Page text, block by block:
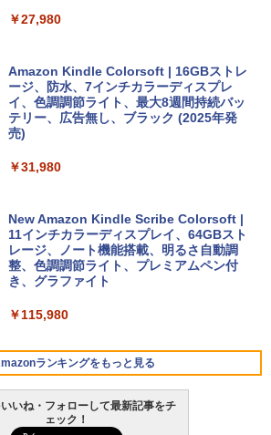
ームカメラ、日本語キーボード、Touch I
￥298,901
【Amazon.co.jp限定】 HP ノートパソコ
ン 15-fd 15.6インチ 16GBメモリ 512GB
FMV ノートパソコン WE1-K3 (MS 365 P
ersonal/Copilotキー搭載/Win 11/15.6型/
Core i5/16GB/SSD 512GB/ホワイト) FM
VWK3E15W_AZ
￥139,880
Robloxギフトカード - 1000 Robux 【限
ラインコード版
￥1,600
ト): Java & Bedrock Edition | オンライ
￥3,600
1冊ですべて身につくHTML & CSSとWe
￥2,326
FM TOWNS ハイパー・カタログ: 本体ハ
ェクトリストと最新エミュレータ紹介
￥27,980
Amazon Kindle Colorsoft | 16GBストレ
ージ、防水、7インチカラーディスプレ
イ、色調調節ライト、最大8週間持続バッ
テリー、広告無し、ブラック (2025年発
売)
￥31,980
New Amazon Kindle Scribe Colorsoft |
11インチカラーディスプレイ、64GBスト
レージ、ノート機能搭載、明るさ自動調
整、色調調節ライト、プレミアムペン付
き、グラファイト
￥115,980
ランキングをもっと見る
いね・フォローして最新記事をチ
ェック！